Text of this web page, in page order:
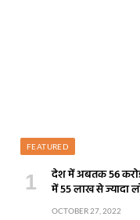
FEATURED
देश में अबतक 56
में 55 लाख से ज्यादा
OCTOBER 27, 2022